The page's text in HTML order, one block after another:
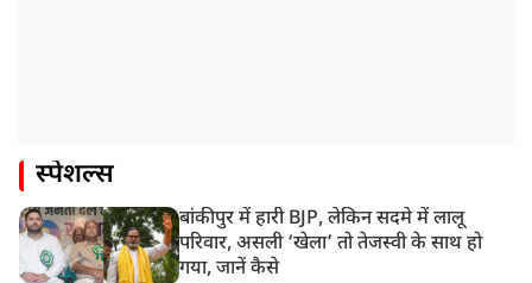
स्पेशल्स
बांकीपुर में हारी BJP, लेकिन सदमे में लालू
परिवार, असली ‘खेला’ तो तेजस्वी के साथ हो
गया, जानें कैसे